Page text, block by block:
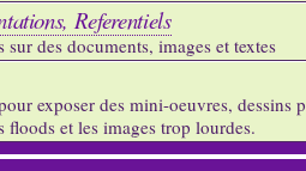
Referentiels
sur des documents, images et textes
exposer des mini-oeuvres, dessins
floods et les images trop lourdes.